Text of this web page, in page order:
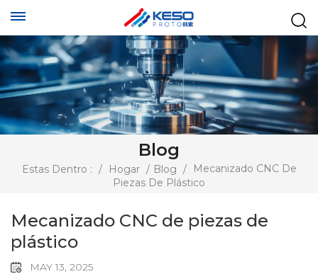
Blog
Estas Dentro : / Hogar / Blog /
Mecanizado CNC De
Piezas De Plástico
Mecanizado CNC de piezas de
plástico
MAY 13, 2025